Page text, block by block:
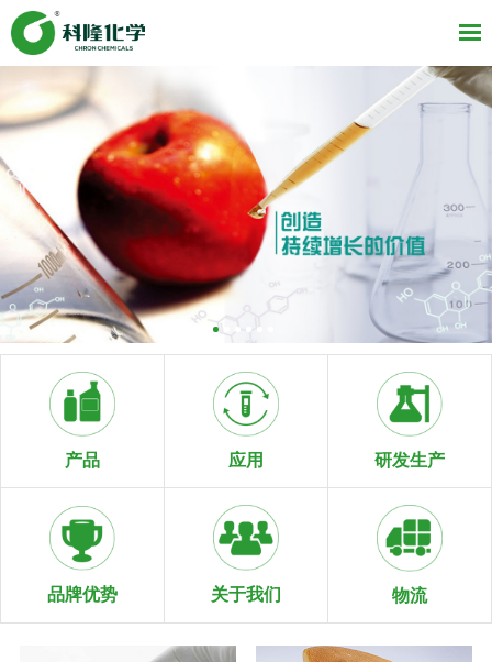
产品 应用 研发生产
品牌优势 关于我们 物流